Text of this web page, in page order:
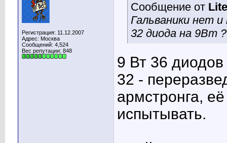
Регистрация: 11.12.2007
Адрес: Москва
Сообщений: 4,524
Вес репутации: 848
Сообщение от
Гальваники нет
32 диода на 9Вт
9 Вт 36
32 -
армстронга,
испытывать.